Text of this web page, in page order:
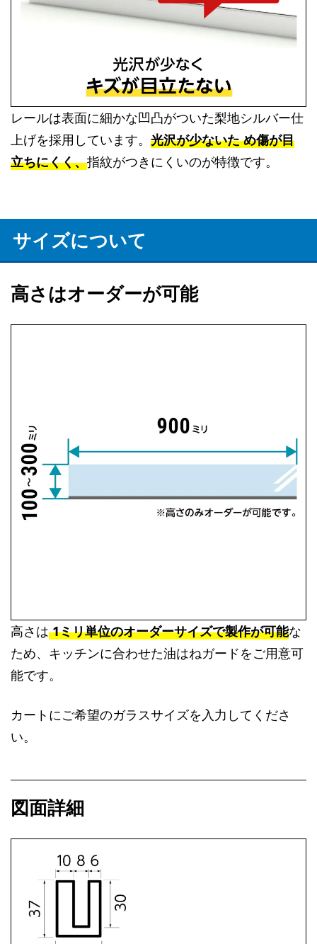
レールは表面に細かな凹凸がついた梨地シルバー仕
上げを採用しています。 光沢が少ないた め傷が目
立ちにくく、指紋がつきにくいのが特徴です。
サイズについて
高さはオーダーが可能
高さは1ミリ単位のオーダーサイズで製作が可能な
ため、キッチンに合わせた油はねガードをご用意可
能です。
カートにご希望のガラスサイズを入力してくださ
い。
図面詳細